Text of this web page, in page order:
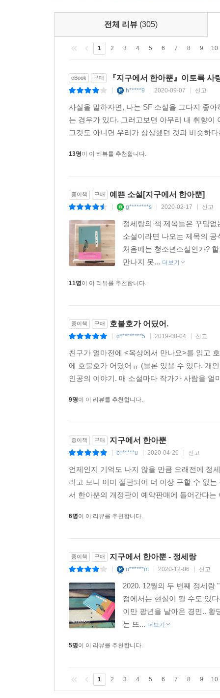
(@jhrpor***)
어디에도 존재하지 않는 하나뿐인 사랑이야기. “
(@l.da***)
읽는 내내 즐겁고 덮은 후에도 내 눈은 웃고 있
당신을 빨아들일 테니 긴장하셔라.
정세랑 작가의 머릿속이 너무 궁금하다. 대체 무
없다 (@seungju***)
사람도 아니면서 사랑하고 싶게 만드는 외계인 같
앞으로 살면서 이보다 더 사랑스러운 책을 읽을
사랑이 몽실몽실 피어오르는 책이었습니다.
정세랑 월드에서 길을 잃고 싶어요. 또 만나요, 제
판타지틱의 소재를 글감으로 데리고 놀고 있
(@_snug.ji***)
귀엽고도 따뜻한 책. 읽는 동안 마음이 말랑해지는
한아의 사랑, 경민의 사랑, 주영의 사랑, 유리의
(@book.bread.rea***)
마음이 따뜻하다. 이런 기분. 내가 한아가 아닌데
글자 한 글자 읽을걸. (@_____***)
로맨스 별로 좋아하지도 않는데 이렇게 호들
나도 언젠간 이런 무한한 사랑을 받을 수 있을까
전체 리뷰 (305)
1 2 3 4 5 6 7 8 9 10
eBook 구매 『지구에서 한아뿐』이토록 사
h*****9 2020-09-07 신고
사실을 말하자면, 나는 SF 소설을 그다지 좋
는 경우가 있다. 그러고보면 아무리 내 취향
그것도 아니면 우리가 상상했던 것과 비슷하
13명이 이 리뷰를 추천합니다.
종이책 구매 예쁜 소설[지구에서 한아뿐]
g********s 2020-02-17 신고
정세랑의 책 제목들은 꾸밈
소설이라면 나오는 제목의 공
처음에는 청소년소설인가?
만나지 못... 더보기
11명이 이 리뷰를 추천합니다.
종이책 구매 호불호가 어딨어.
d*********5 2019-08-04 신고
친구가 얼마전에 <옥상에서 만나요>를 읽고
에 호불호가 어딨어ㅠ (물론 있을 수 있다. 개
인공의 이야기. 매 소설마다 작가가 사람을
9명이 이 리뷰를 추천합니다.
종이책 구매 지구에서 한아뿐
b******u 2020-04-26 신고
언제인지 기억도 나지 않을 만큼 오래전에 정
려고 보니 이미 절판되어 더 이상 구할 수 없
서 한아뿐의 개정판이 예약판매에 들어간다
6명이 이 리뷰를 추천합니다.
종이책 구매 지구에서 한아뿐 - 정세랑
n******m 2020-12-06 신고
2020. 12월의 두 번째 정세랑
점에서는 현실이 될 수도 있
이만 광년을 날아온 경민.. 황
는 뜨... 더보기
5명이 이 리뷰를 추천합니다.
1 2 3 4 5 6 7 8 9 10